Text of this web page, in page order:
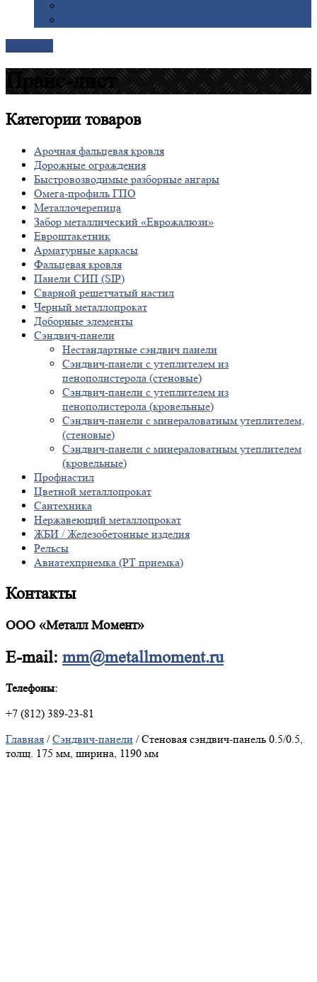
Прайс-лист
Категориитоваров
Арочная фальцевая кровля
Дорожные ограждения
Быстровозводимые разборные ангары
Омега-профиль ГПО
Металлочерепица
Забор металлический «Еврожалюзи»
Евроштакетник
Арматурные каркасы
Фальцевая кровля
Панели СИП (SIP)
Сварной решетчатый настил
Черный металлопрокат
Доборные элементы
Сэндвич-панели
Нестандартные сэндвич панели
Сэндвич-панели с утеплителем из
пенополистерола (стеновые)
Сэндвич-панели с утеплителем из
пенополистерола (кровельные)
Сэндвич-панели с минераловатным утеплителем,
(стеновые)
Сэндвич-панели с минераловатным утеплителем
(кровельные)
Профнастил
Цветной металлопрокат
Сантехника
Нержавеющий металлопрокат
ЖБИ / Железобетонные изделия
Рельсы
Авиатехприемка (РТ приемка)
Контакты
ООО «Металл Момент»
E-mail: mm@metallmoment.ru
Телефоны:
+7 (812) 389-23-81
Главная /Сэндвич-панели / Стеновая сэндвич-панель 0.5/0.5,
толщ. 175 мм, ширина, 1190 мм